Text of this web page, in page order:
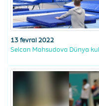
13 fevral 2022
Selcan Mahsudova Dünya